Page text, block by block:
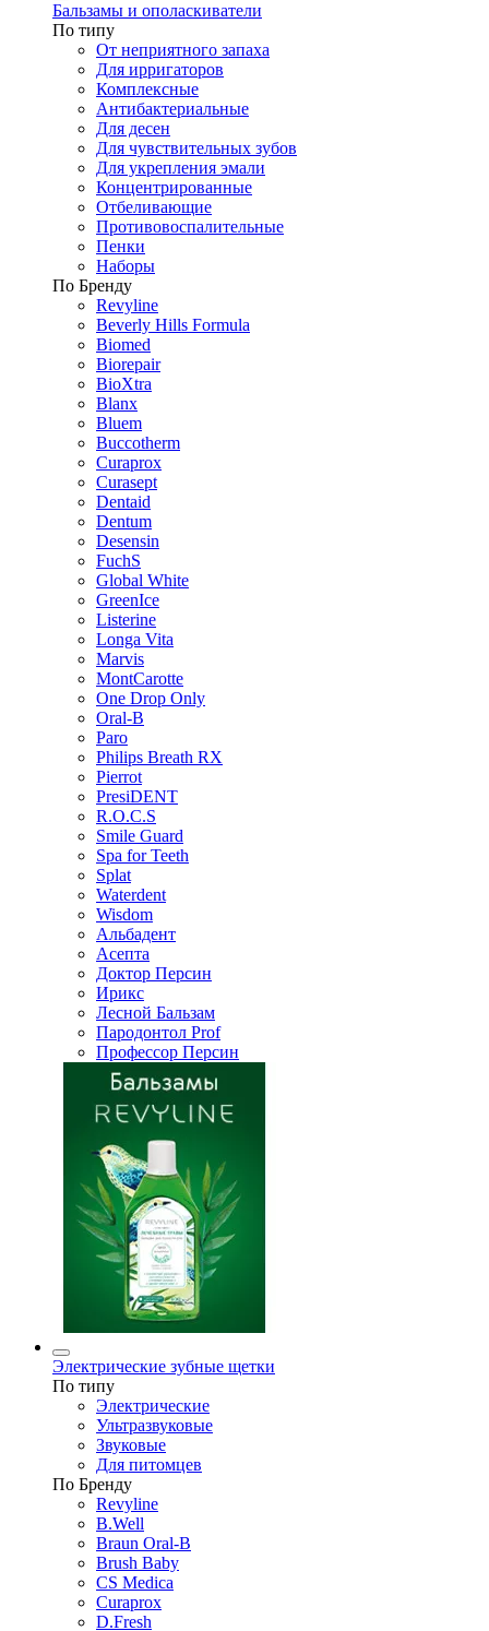
Бальзамы и ополаскиватели
По типу
От неприятного запаха
Для ирригаторов
Комплексные
Антибактериальные
Для десен
Для чувствительных зубов
Для укрепления эмали
Концентрированные
Отбеливающие
Противовоспалительные
Пенки
Наборы
По Бренду
Revyline
Beverly Hills Formula
Biomed
Biorepair
BioXtra
Blanx
Bluem
Buccotherm
Curaprox
Curasept
Dentaid
Dentum
Desensin
FuchS
Global White
GreenIce
Listerine
Longa Vita
Marvis
MontCarotte
One Drop Only
Oral-B
Paro
Philips Breath RX
Pierrot
PresiDENT
R.O.C.S
Smile Guard
Spa for Teeth
Splat
Waterdent
Wisdom
Альбадент
Асепта
Доктор Персин
Ирикс
Лесной Бальзам
Пародонтол Prof
Профессор Персин
Электрические зубные щетки
По типу
Электрические
Ультразвуковые
Звуковые
Для питомцев
По Бренду
Revyline
B.Well
Braun Oral-B
Brush Baby
CS Medica
Curaprox
D.Fresh